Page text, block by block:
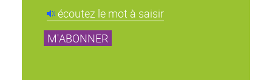
écoutez le mot à saisir